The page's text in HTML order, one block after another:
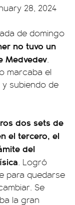
28, 2024
de domingo
no tuvo un
Medvedev.
marcaba el
subiendo de
dos sets de
el tercero, el
del
. Logró
para quedarse
Se
la gran